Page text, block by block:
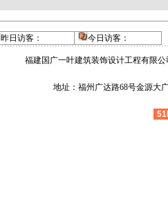
昨日访客： 今日访客 ：
福建国广一叶建筑装饰设计工程有限
地址：福州广达路68号金源大